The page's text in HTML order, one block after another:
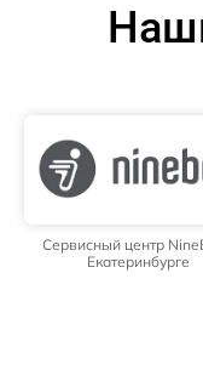
Сервисный центр
Екатеринбурге